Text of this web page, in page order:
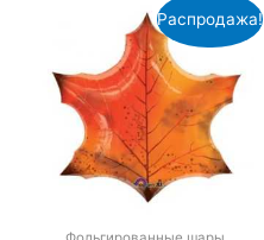
Распродажа!